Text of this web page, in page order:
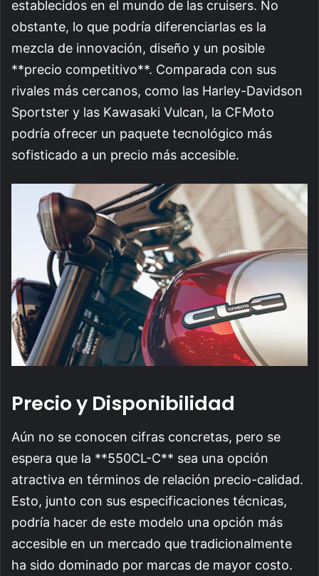
establecidos en el mundo de las cruisers. No
obstante, lo que podría diferenciarlas es la
mezcla de innovación, diseño y un posible
**precio competitivo**. Comparada con sus
rivales más cercanos, como las Harley-Davidson
Sportster y las Kawasaki Vulcan, la CFMoto
podría ofrecer un paquete tecnológico más
sofisticado a un precio más accesible.
Precio y Disponibilidad
Aún no se conocen cifras concretas, pero se
espera que la **550CL-C** sea una opción
atractiva en términos de relación precio-calidad.
Esto, junto con sus especificaciones técnicas,
podría hacer de este modelo una opción más
accesible en un mercado que tradicionalmente
ha sido dominado por marcas de mayor costo.